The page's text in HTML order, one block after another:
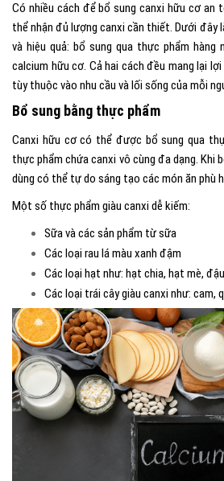
Có nhiều cách để bổ sung canxi hữu cơ an
thể nhận đủ lượng canxi cần thiết. Dưới đây
và hiệu quả: bổ sung qua thực phẩm hàng
calcium hữu cơ. Cả hai cách đều mang lại
tùy thuộc vào nhu cầu và lối sống của mỗi
Bổ sung bằng thực phẩm
Canxi hữu cơ có thể được bổ sung qua
thực phẩm chứa canxi vô cùng đa dạng. Khi
dùng có thể tự do sáng tạo các món ăn phù
Một số thực phẩm giàu canxi dễ kiếm:
Sữa và các sản phẩm từ sữa
Các loại rau lá màu xanh đậm
Các loại hạt như: hạt chia, hạt mè,
Các loại trái cây giàu canxi như: cam,